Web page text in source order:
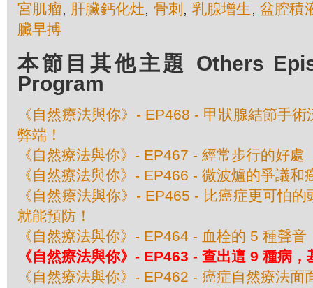
宮肌瘤, 肝臟鈣化灶, 骨刺 , 乳腺增生 , 盆腔積
臟早搏
本節目其他主題 Others
Program
《自然療法與你》- EP468 - 甲狀腺結節手
弊端！
《自然療法與你》- EP467 - 經常步行的好處
《自然療法與你》- EP466 - 微波爐的爭議和
《自然療法與你》- EP465 - 比癌症更可怕
就能預防！
《自然療法與你》- EP464 - 血栓的 5 種聲音
《自然療法與你》- EP463 - 查出這 9 種病，
《自然療法與你》- EP462 - 癌症自然療法面